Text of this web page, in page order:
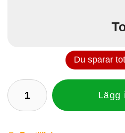
Du sparar
Lägg